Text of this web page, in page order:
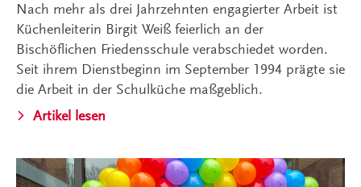
Nach mehr als drei Jahrzehnten engagierter Arbeit ist
Küchenleiterin Birgit Weiß feierlich an der
Bischöflichen Friedensschule verabschiedet worden.
Seit ihrem Dienstbeginn im September 1994 prägte sie
die Arbeit in der Schulküche maßgeblich.
Artikel lesen